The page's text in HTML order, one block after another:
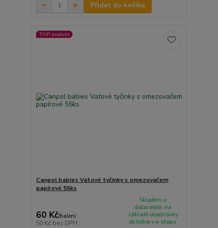
Přidat do košíku
TOP produkt
Canpol babies Vatové tyčinky s omezovačem
papírové 55ks
60 Kč/balení
50 Kč bez DPH
Skladem u
dodavatele, na
základě objednávky
do týdne v e-shopu